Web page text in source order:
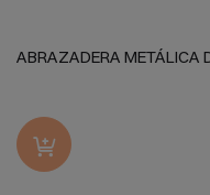
ABRAZADERA METÁLICA